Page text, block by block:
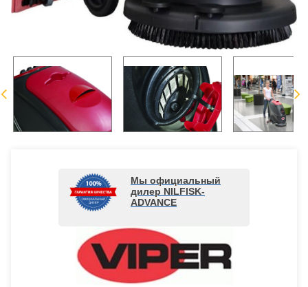
Мы официальный
дилер NILFISK-
ADVANCE